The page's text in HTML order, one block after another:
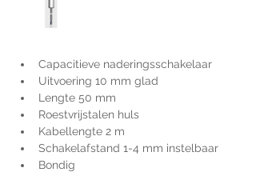
Capacitieve naderingsschakelaar
Uitvoering 10 mm glad
Lengte 50 mm
Roestvrijstalen huls
Kabellengte 2 m
Schakelafstand 1-4 mm instelbaar
Bondig